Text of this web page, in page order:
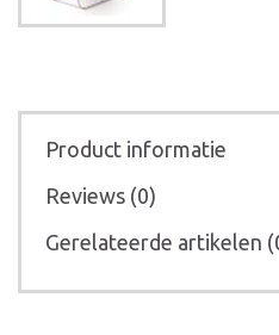
Product informatie
Reviews (0)
Gerelateerde artikelen